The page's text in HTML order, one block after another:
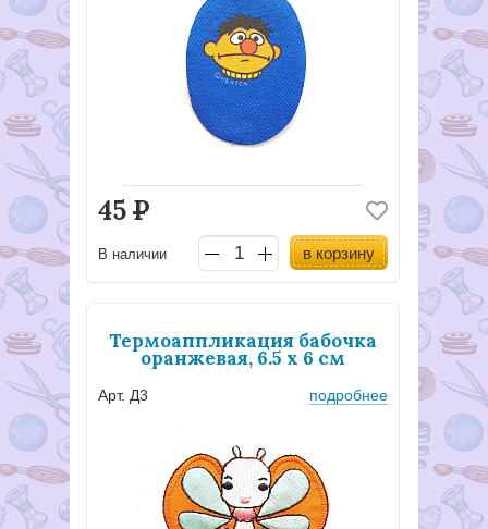
45Р
В наличии в корзину
Термоаппликация бабочка
оранжевая, 6.5 х 6 см
Арт. Д3 подробнее